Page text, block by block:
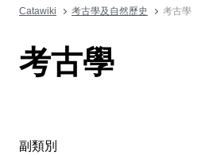
Catawiki 考古學及自然歷史 考古學
考古學
副類別